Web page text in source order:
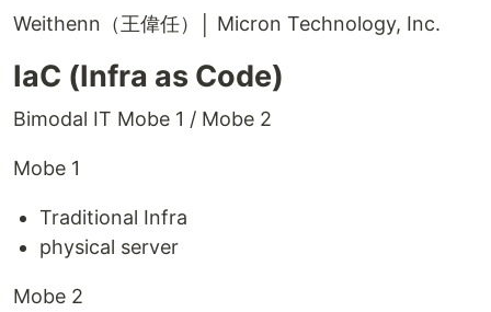
Weithenn（王偉任）│ Micron Technology, Inc.
IaC (Infra as Code)
Bimodal IT Mobe 1 / Mobe 2
Mobe 1
Traditional Infra
physical server
Mobe 2